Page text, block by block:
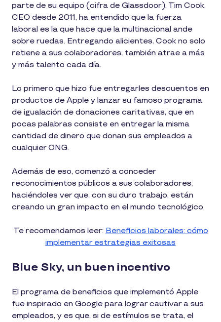
parte de su equipo (cifra de Glassdoor), Tim Cook,
CEO desde 2011, ha entendido que la fuerza
laboral es la que hace que la multinacional ande
sobre ruedas. Entregando alicientes, Cook no solo
retiene a sus colaboradores, también atrae a más
y más talento cada día.
Lo primero que hizo fue entregarles descuentos en
productos de Apple y lanzar su famoso programa
de igualación de donaciones caritativas, que en
pocas palabras consiste en entregar la misma
cantidad de dinero que donan sus empleados a
cualquier ONG.
Además de eso, comenzó a conceder
reconocimientos públicos a sus colaboradores,
haciéndoles ver que, con su duro trabajo, están
creando un gran impacto en el mundo tecnológico.
Te recomendamos leer: Beneficios laborales: cómo
implementar estrategias exitosas
Blue Sky, un buen incentivo
El programa de beneficios que implementó Apple
fue inspirado en Google para lograr cautivar a sus
empleados, y es que, si de estímulos se trata, el